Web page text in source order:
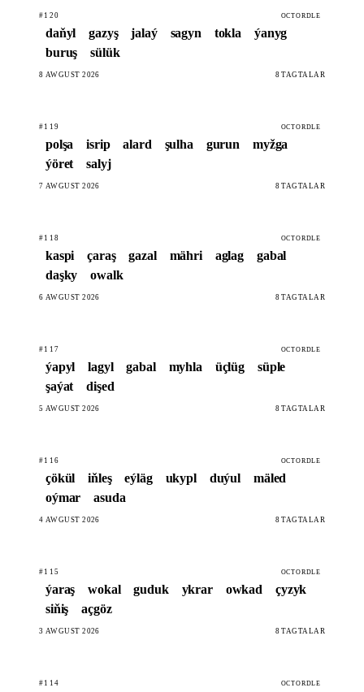
#120 OCTORDLE
daňyl gazyş jalaý sagyn tokla
ýanyg
buruş
sülük
8 AWGUST 2026 8 TAGTALAR
#119 OCTORDLE
polşa isrip alard şulha gurun
myžga
ýöret
salyj
7 AWGUST 2026 8 TAGTALAR
#118 OCTORDLE
kaspi çaraş gazal mähri aglag
gabal
daşky
owalk
6 AWGUST 2026 8 TAGTALAR
#117 OCTORDLE
ýapyl lagyl gabal myhla üçlüg
süple
şaýat
dişed
5 AWGUST 2026 8 TAGTALAR
#116 OCTORDLE
çökül iňleş eýläg ukypl duýul
mäled
oýmar
asuda
4 AWGUST 2026 8 TAGTALAR
#115 OCTORDLE
ýaraş wokal guduk ykrar owkad
çyzyk
siňiş
açgöz
3 AWGUST 2026 8 TAGTALAR
#114 OCTORDLE